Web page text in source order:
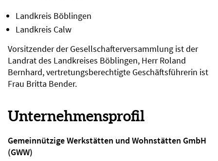
Landkreis Böblingen
Landkreis Calw
Vorsitzender der Gesellschafterversammlung ist der
Landrat des Landkreises Böblingen, Herr Roland
Bernhard, vertretungsberechtigte Geschäftsführerin ist
Frau Britta Bender.
Unternehmensprofil
Gemeinnützige Werkstätten und Wohnstätten GmbH
(GWW)